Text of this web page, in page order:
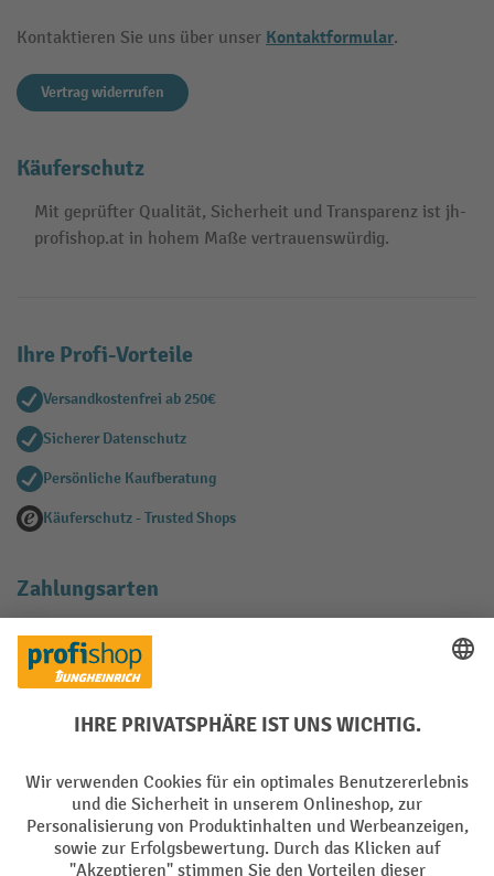
Kontaktieren Sie uns über unser Kontaktformular.
Vertrag widerrufen
Käuferschutz
Mit geprüfter Qualität, Sicherheit und Transparenz ist jh-
profishop.at in hohem Maße vertrauenswürdig.
Ihre Profi-Vorteile
Versandkostenfrei ab 250€
Sicherer Datenschutz
Persönliche Kaufberatung
Käuferschutz - Trusted Shops
Zahlungsarten
Creditcard (Master)
Facebook
YouTube
LinkedIn
Instagram